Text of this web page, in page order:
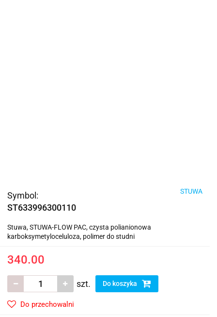
Symbol:
ST633996300110
STUWA
Stuwa, STUWA-FLOW PAC, czysta polianionowa
karboksymetyloceluloza, polimer do studni
340.00
szt. Do koszyka
Do przechowalni